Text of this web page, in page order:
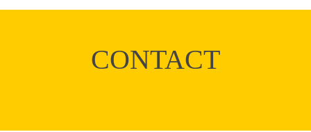
CONTACT